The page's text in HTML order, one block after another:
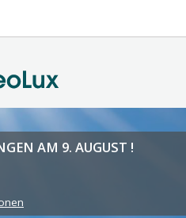
AM 9. AUGUST !